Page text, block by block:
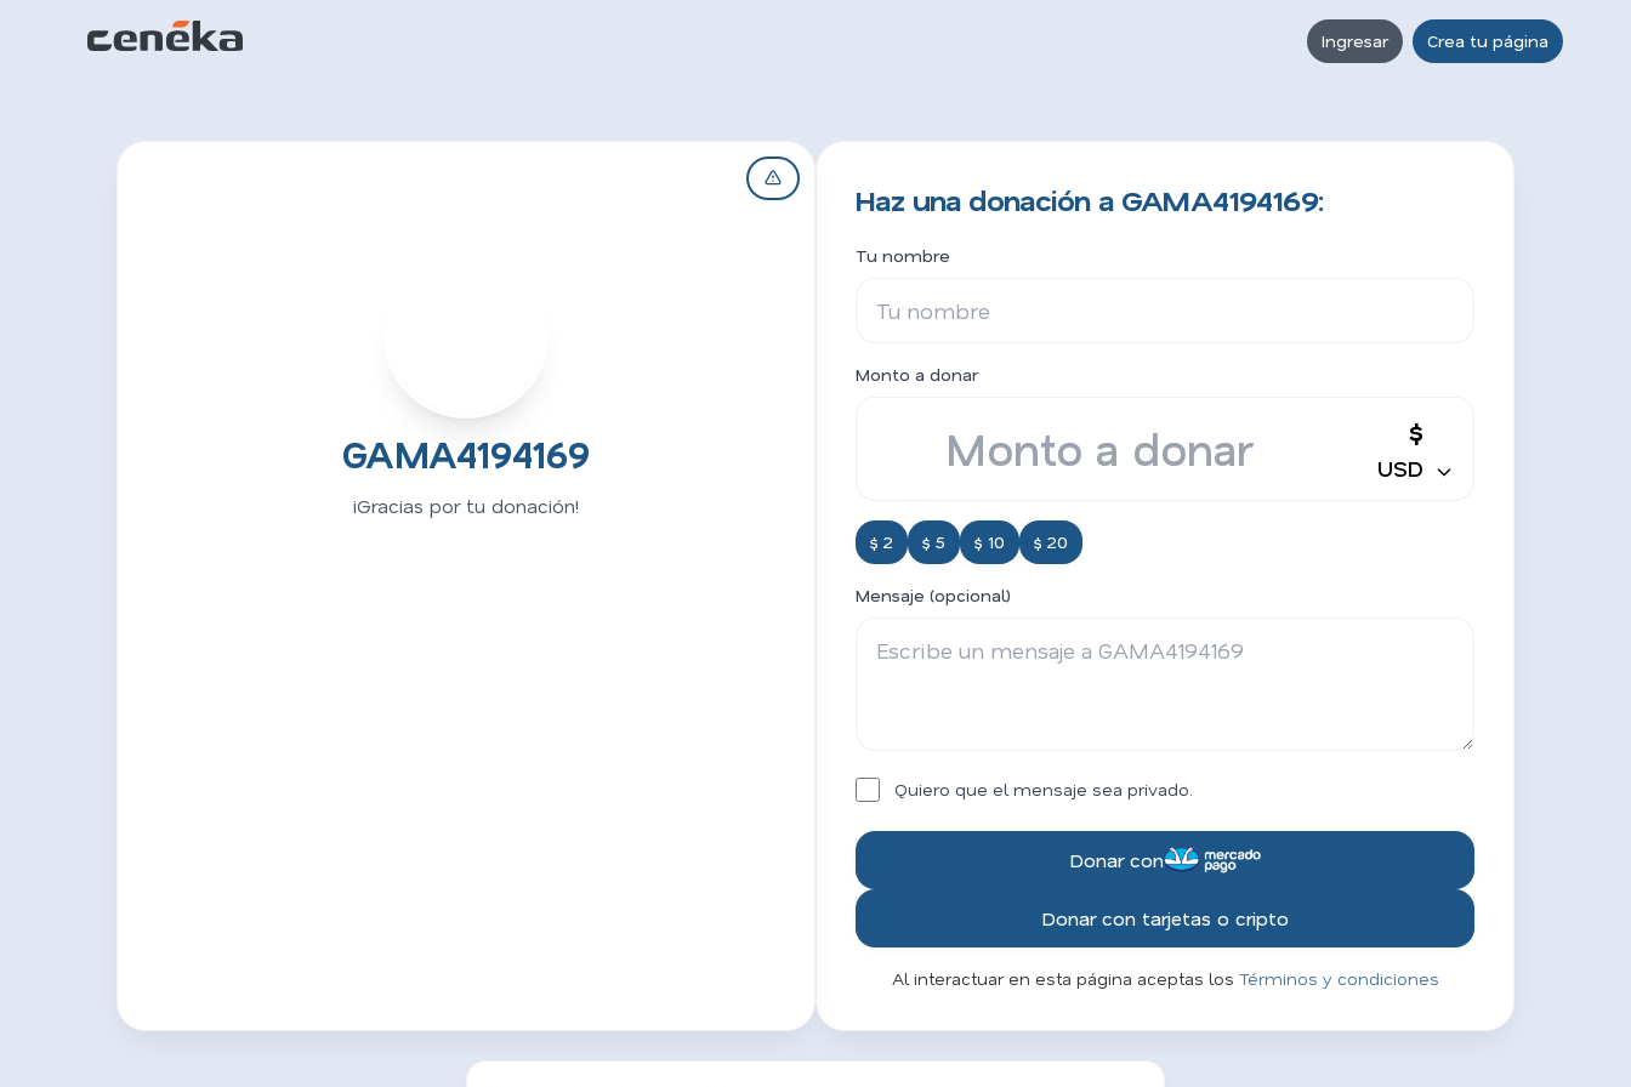
Ingresar Crea tu página
GAMA4194169
¡Gracias por tu donación!
Haz una donación a GAMA4194169:
Tu nombre
Monto a donar
$
USD
$ 2 $ 5 $ 10 $ 20
Mensaje (opcional)
Quiero que el mensaje sea privado.
Donar con
Donar con tarjetas o cripto
Al interactuar en esta página aceptas los Términos y condiciones